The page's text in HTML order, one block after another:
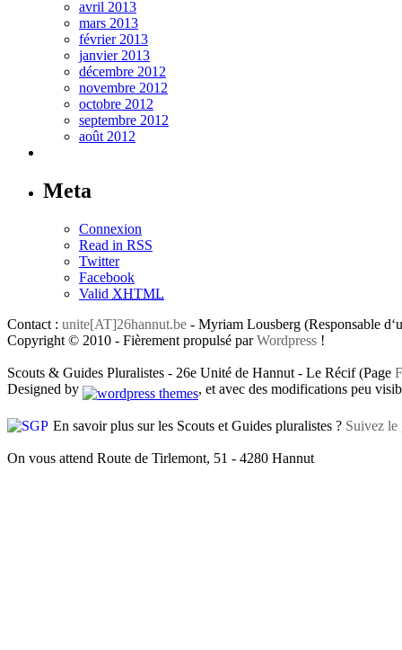
avril 2013
mars 2013
février 2013
janvier 2013
décembre 2012
novembre 2012
octobre 2012
septembre 2012
août 2012
Meta
Connexion
Read in RSS
Twitter
Facebook
Valid XHTML
Contact : unite[AT]26hannut.be - Myriam Lousberg (Responsable
Copyright © 2010 - Fièrement propulsé parWordpress !
Scouts & Guides Pluralistes - 26e Unité de Hannut - Le Récif (Page
Designed by
, et avec des modifications peu
En savoir plus sur les Scouts et Guides pluralistes ? Suivez le
On vous attend Route de Tirlemont, 51 - 4280 Hannut